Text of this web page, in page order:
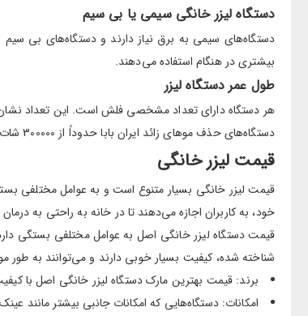
دستگاه لیزر خانگی سیمی یا بی سیم
دستگاه‌های سیمی به برق نیاز دارند و دستگاه‌های بی
بیشتری در هنگام استفاده می‌دهند.
طول عمر دستگاه لیزر
هر دستگاه دارای تعداد مشخصی فلش است. این تعداد
دستگاه‌های حذف موهای زائد ایران بابا حدوداً از 300000 شات پشتیبانی می‌کنند. به این معنی که با استفاده صحیح و نگهداری مناسب، می‌توانید بیش از 20 سال از لیزر خانگی خود استفاده کنید.
قیمت لیزر خانگی
قیمت لیزر خانگی بسیار متنوع است و به عوامل مختلفی
خود، به کاربران اجازه می‌دهند تا در خانه به راحتی به
قیمت دستگاه لیزر خانگی اصل به عوامل مختلفی بستگی
شناخته شده، کیفیت بسیار خوبی دارند و می‌توانند به طور
برند: قیمت بهترین مارک دستگاه لیزر خانگی اصل با
امکانات: دستگاه‌هایی که امکانات جانبی بیشتر مانند